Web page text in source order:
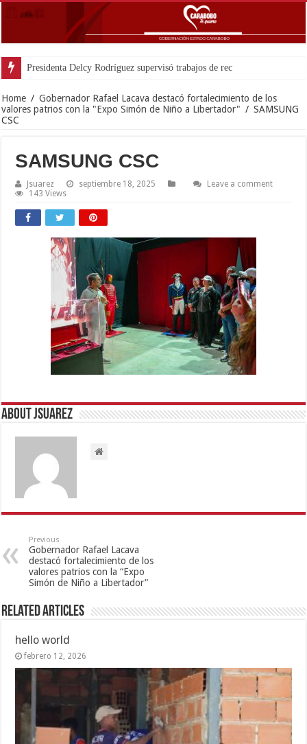
Presidenta Delcy Rodríguez supervisó trabajos de recuperación de edif
Home / Gobernador Rafael Lacava destacó fortalecimiento de los
valores patrios con la "Expo Simón de Niño a Libertador" / SAMSUNG
CSC
SAMSUNG CSC
Jsuarez septiembre 18, 2025
Leave a comment
143 Views
About Jsuarez
Previous
Gobernador Rafael Lacava
destacó fortalecimiento de los
valores patrios con la “Expo
Simón de Niño a Libertador”
Related Articles
hello world
febrero 12, 2026